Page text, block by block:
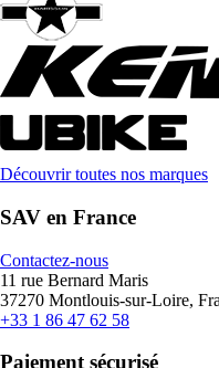
Découvrir toutes nos marques
SAV en France
Contactez-nous
11 rue Bernard Maris
37270 Montlouis-sur-Loire,
+33 1 86 47 62 58
Paiement sécurisé